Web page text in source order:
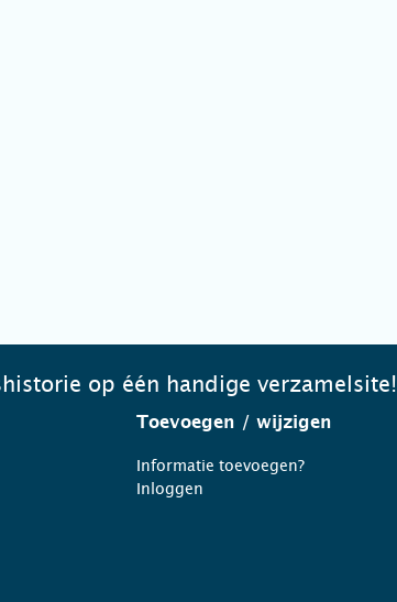
op één handige verzamelsite!
Toevoegen / wijzigen
Informatie toevoegen?
Inloggen